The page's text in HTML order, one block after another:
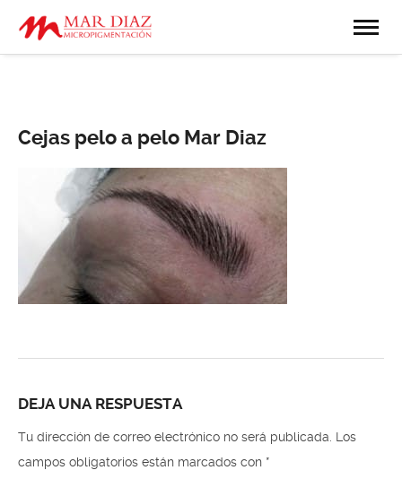
Cejas pelo a pelo Mar Diaz
DEJA UNA RESPUESTA
Tu dirección de correo electrónico no será publicada. Los
campos obligatorios están marcados con *